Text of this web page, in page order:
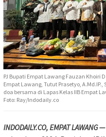
PJ Bupati Empat Lawang Fauzan Khoiri
Empat Lawang, Tutut Prasetyo,
doa bersama di Lapas Kelas IIB Empat
Foto: Ray/Indodaily.co
INDODAILY.CO, EMPAT LAWANG —